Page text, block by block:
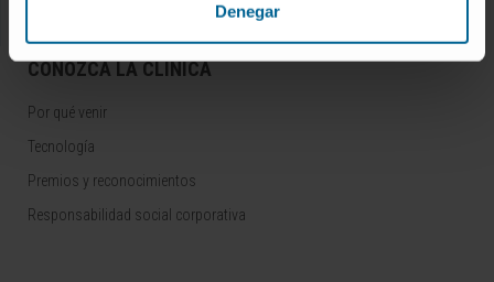
Denegar
CONOZCA LA CLÍNICA
Por qué venir
Tecnología
Premios y reconocimientos
Responsabilidad social corporativa